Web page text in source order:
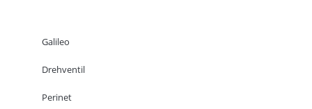
Galileo
Drehventil
Perinet